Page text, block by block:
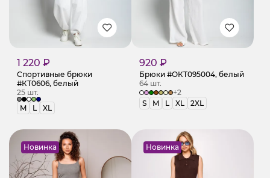
1 220 ₽
Спортивные брюки
#КТ0606, белый
25 шт.
M
L XL
920 ₽
Брюки #ОКТ095004, белый
64 шт.
+2
S
M L XL 2XL
Новинка Новинка